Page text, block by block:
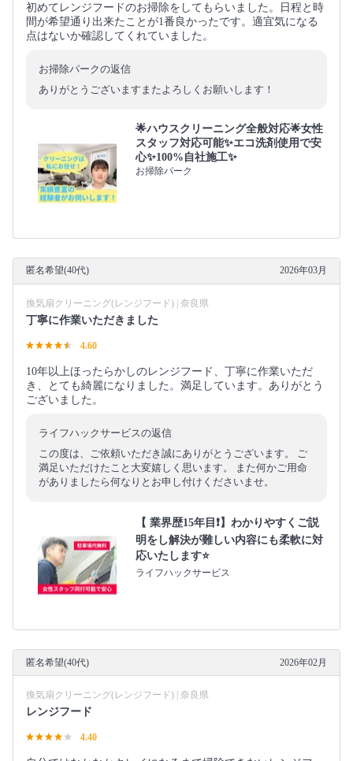
初めてレンジフードのお掃除をしてもらいました。日程と時
間が希望通り出来たことが1番良かったです。適宜気になる
点はないか確認してくれていました。
お掃除パークの返信
ありがとうございますまたよろしくお願いします！
🌟ハウスクリーニング全般対応🌟女性
スタッフ対応可能✨エコ洗剤使用で安
心✨100%自社施工✨
お掃除パーク
匿名希望(40代) 2026年03月
換気扇クリーニング(レンジフード) | 奈良県
丁寧に作業いただきました
4.60
10年以上ほったらかしのレンジフード、丁寧に作業いただ
き、とても綺麗になりました。満足しています。ありがとう
ございました。
ライフハックサービスの返信
この度は、ご依頼いただき誠にありがとうございます。 ご
満足いただけたこと大変嬉しく思います。 また何かご用命
がありましたら何なりとお申し付けくださいませ。
【 業界歴15年目❗️】わかりやすくご説
明をし解決が難しい内容にも柔軟に対
応いたします⭐️
ライフハックサービス
匿名希望(40代) 2026年02月
換気扇クリーニング(レンジフード) | 奈良県
レンジフード
4.40